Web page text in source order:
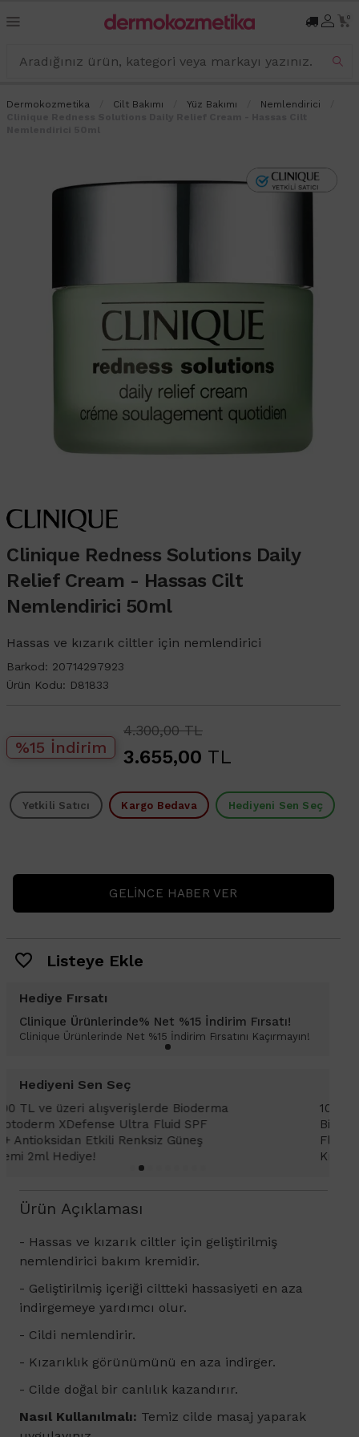
0
Dermokozmetika Cilt Bakımı Yüz Bakımı
Nemlendirici
Clinique Redness Solutions Daily
Relief Cream - Hassas Cilt
Nemlendirici 50ml
Hassas ve kızarık ciltler için nemlendirici
Barkod: 20714297923
Ürün Kodu: D81833
%15 İndirim
4.300,00 TL
3.655,00 TL
Yetkili Satıcı Kargo Bedava Hediyeni Sen Seç
GELINCE HABER VER
Listeye Ekle
Hediye Fırsatı
Clinique Ürünlerinde% Net %15 İndirim Fırsatı!
Clinique Ürünlerinde Net %15 İndirim Fırsatını Kaçırmayın!
Hediyeni Sen Seç
1000 TL ve üzeri alışverişlerinizde
Bioderma Photoderm XDefense Ultra
Fluid SPF 50+ Antioksidan Renkli Güneş
Kremi Light 2ml hediye!
Ürün Açıklaması
- Hassas ve kızarık ciltler için geliştirilmiş
nemlendirici bakım kremidir.
- Geliştirilmiş içeriği ciltteki hassasiyeti en aza
indirgemeye yardımcı olur.
- Cildi nemlendirir.
- Kızarıklık görünümünü en aza indirger.
- Cilde doğal bir canlılık kazandırır.
Nasıl Kullanılmalı: Temiz cilde masaj yaparak